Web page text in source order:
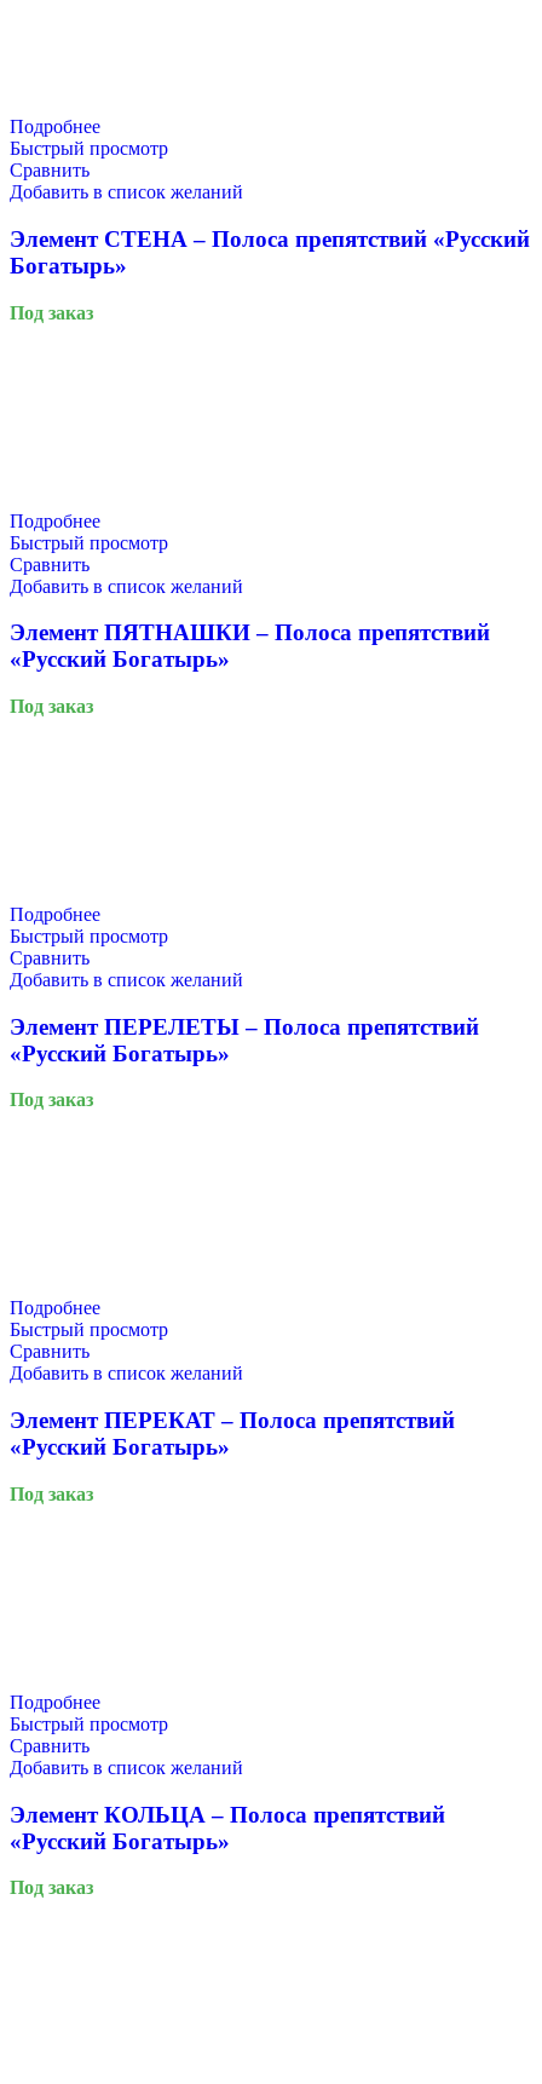
Подробнее
Быстрый просмотр
Сравнить
Добавить в список желаний
Элемент СТЕНА – Полоса препятствий «Русский
Богатырь»
Под заказ
Подробнее
Быстрый просмотр
Сравнить
Добавить в список желаний
Элемент ПЯТНАШКИ – Полоса препятствий
«Русский Богатырь»
Под заказ
Подробнее
Быстрый просмотр
Сравнить
Добавить в список желаний
Элемент ПЕРЕЛЕТЫ – Полоса препятствий
«Русский Богатырь»
Под заказ
Подробнее
Быстрый просмотр
Сравнить
Добавить в список желаний
Элемент ПЕРЕКАТ – Полоса препятствий
«Русский Богатырь»
Под заказ
Подробнее
Быстрый просмотр
Сравнить
Добавить в список желаний
Элемент КОЛЬЦА – Полоса препятствий
«Русский Богатырь»
Под заказ